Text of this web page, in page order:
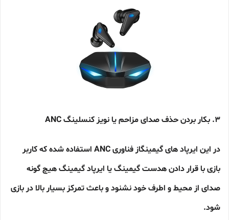
3. بکار بردن حذف صدای مزاحم یا نویز کنسلینگ ANC
در این ایرپاد های گیمینگاز فناوری ANC استفاده شده که کاربر
بازی با قرار دادن هدست گیمینگ یا ایرپاد گیمینگ هیچ گونه
صدای از محیط و اطرف خود نشنود و باعث تمرکز بسیار بالا در بازی
شود.